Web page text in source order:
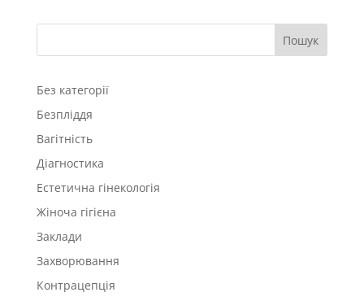
Пошук
Без категорії
Безпліддя
Вагітність
Діагностика
Естетична гінекологія
Жіноча гігієна
Заклади
Захворювання
Контрацепція